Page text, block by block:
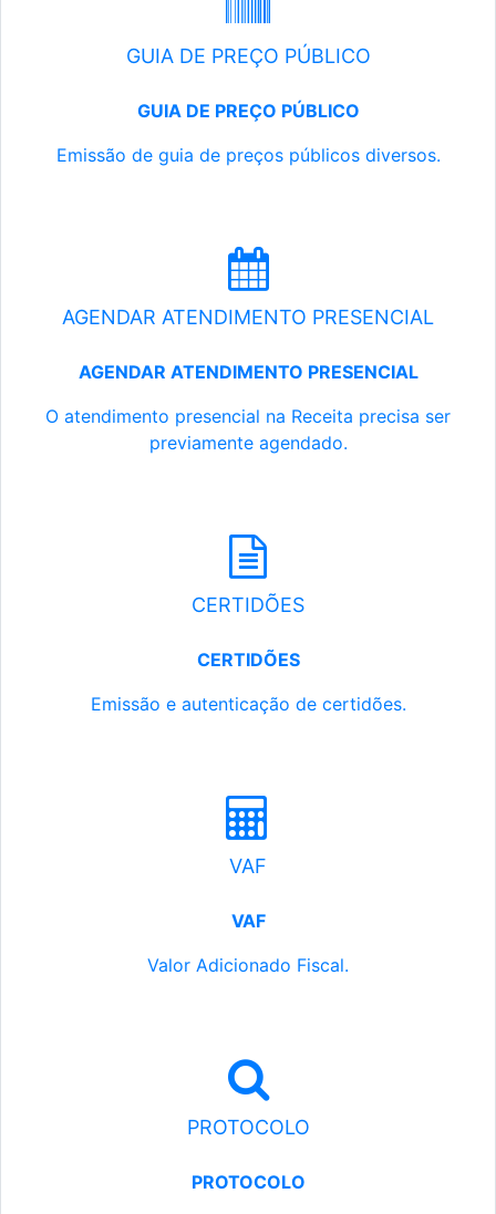
GUIA DE PREÇO PÚBLICO
GUIA DE PREÇO PÚBLICO
Emissão de guia de preços públicos diversos.
AGENDAR ATENDIMENTO PRESENCIAL
AGENDAR ATENDIMENTO PRESENCIAL
O atendimento presencial na Receita precisa ser
previamente agendado.
CERTIDÕES
CERTIDÕES
Emissão e autenticação de certidões.
VAF
VAF
Valor Adicionado Fiscal.
PROTOCOLO
PROTOCOLO